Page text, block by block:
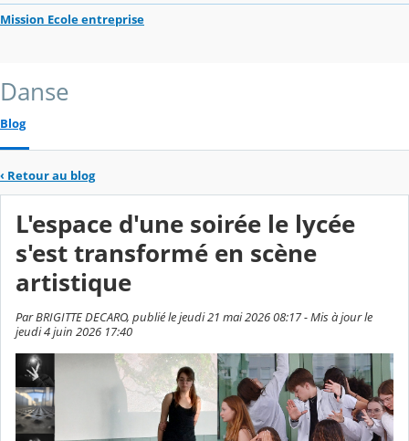
Mission Ecole entreprise
Danse
Blog
‹ Retour au blog
L'espace d'une soirée le lycée
s'est transformé en scène
artistique
Par BRIGITTE DECARO, publié le jeudi 21 mai 2026 08:17 - Mis à jour le
jeudi 4 juin 2026 17:40